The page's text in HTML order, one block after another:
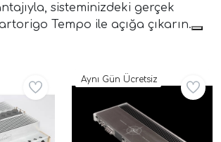
sisteminizdeki gerçek
Tempo ile açığa çıkarın.
Aynı Gün Ücretsiz